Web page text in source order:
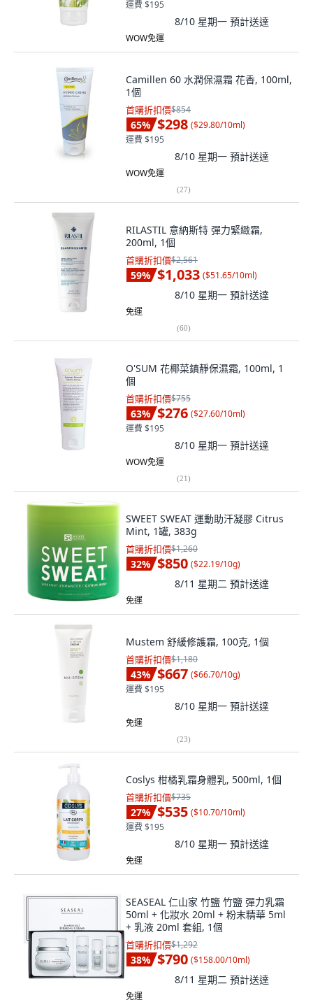
運費 $195
8/10 星期一 預計送達
WOW免運
Camillen 60 水潤保濕霜 花香, 100ml,
1個
首購折扣價$854
65% $298 ($29.80/10ml)
運費 $195
8/10 星期一 預計送達
WOW免運
(27)
RILASTIL 意納斯特 彈力緊緻霜,
200ml, 1個
首購折扣價$2,561
59% $1,033 ($51.65/10ml)
8/10 星期一 預計送達
免運
(60)
O'SUM 花椰菜鎮靜保濕霜, 100ml, 1
個
首購折扣價$755
63% $276 ($27.60/10ml)
運費 $195
8/10 星期一 預計送達
WOW免運
(21)
SWEET SWEAT 運動助汗凝膠 Citrus
Mint, 1罐, 383g
首購折扣價$1,260
32% $850 ($22.19/10g)
8/11 星期二 預計送達
免運
Mustem 舒緩修護霜, 100克, 1個
首購折扣價$1,180
43% $667 ($66.70/10g)
運費 $195
8/10 星期一 預計送達
免運
(23)
Coslys 柑橘乳霜身體乳, 500ml, 1個
首購折扣價$735
27% $535 ($10.70/10ml)
運費 $195
8/10 星期一 預計送達
免運
SEASEAL 仁山家 竹鹽 竹鹽 彈力乳霜
50ml + 化妝水 20ml + 粉末精華 5ml
+ 乳液 20ml 套組, 1個
首購折扣價$1,292
38% $790 ($158.00/10ml)
8/11 星期二 預計送達
免運